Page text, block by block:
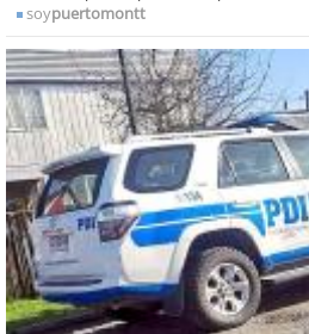
soypuertomontt